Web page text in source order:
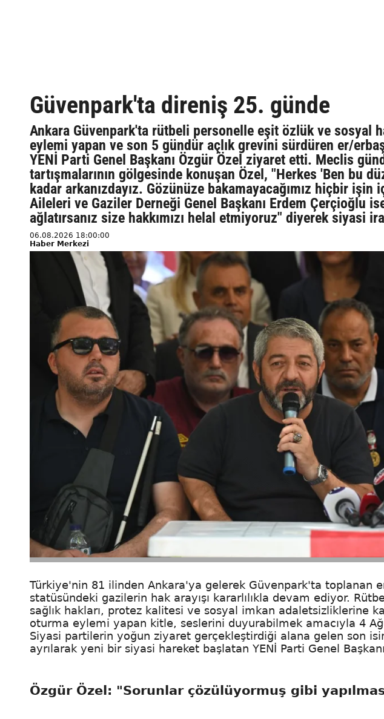
Güvenpark'ta direniş 25. günde
Ankara Güvenpark'ta rütbeli personelle eşit özlük ve sosyal
eylemi yapan ve son 5 gündür açlık grevini sürdüren er/
YENİ Parti Genel Başkanı Özgür Özel ziyaret etti. Meclis
tartışmalarının gölgesinde konuşan Özel, "Herkes 'Ben bu
kadar arkanızdayız. Gözünüze bakamayacağımız hiçbir
Aileleri ve Gaziler Derneği Genel Başkanı Erdem Çerçioğlu
ağlatırsanız size hakkımızı helal etmiyoruz" diyerek siyasi
06.08.2026 18:00:00
Haber Merkezi
Türkiye'nin 81 ilinden Ankara'ya gelerek Güvenpark'ta toplanan
statüsündeki gazilerin hak arayışı kararlılıkla devam ediyor.
sağlık hakları, protez kalitesi ve sosyal imkan adaletsizliklerine
oturma eylemi yapan kitle, seslerini duyurabilmek amacıyla 4
Siyasi partilerin yoğun ziyaret gerçekleştirdiği alana gelen son
ayrılarak yeni bir siyasi hareket başlatan YENİ Parti Genel
Özgür Özel: "Sorunlar çözülüyormuş gibi